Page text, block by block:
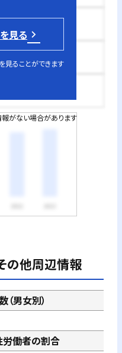
見る
見ることができます
がない場合があります
の他周辺情報
男女別）
労働者の割合